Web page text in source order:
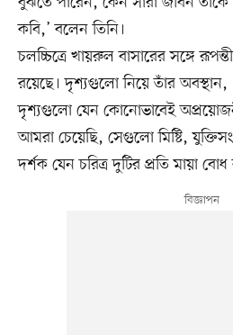
কবি,’ বলেন তিনি।
চলচ্চিত্রে খায়রুল বাসারের সঙ্গে
রয়েছে। দৃশ্যগুলো নিয়ে তাঁর
দৃশ্যগুলো যেন কোনোভাবেই
আমরা চেয়েছি, সেগুলো মিষ্টি,
দর্শক যেন চরিত্র দুটির প্রতি মায়া